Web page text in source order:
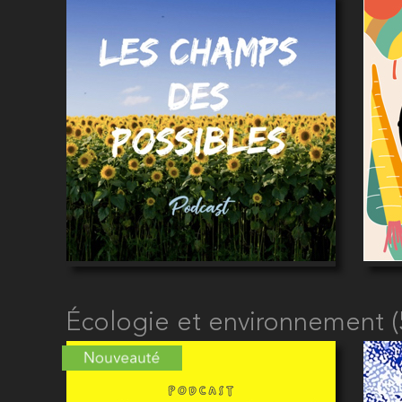
Écologie et environnement